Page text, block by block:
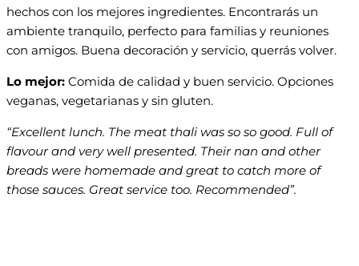
hechos con los mejores ingredientes. Encontrarás un
ambiente tranquilo, perfecto para familias y reuniones
con amigos. Buena decoración y servicio, querrás volver.
Lo mejor: Comida de calidad y buen servicio. Opciones
veganas, vegetarianas y sin gluten.
“Excellent lunch. The meat thali was so so good. Full of
flavour and very well presented. Their nan and other
breads were homemade and great to catch more of
those sauces. Great service too. Recommended”.